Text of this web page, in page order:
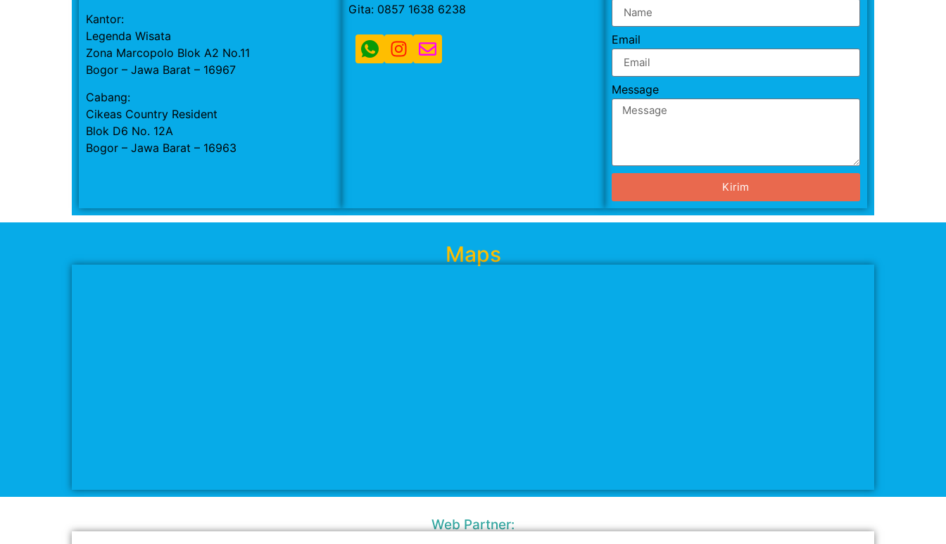
Kantor:
Legenda Wisata
Zona Marcopolo Blok A2 No.11
Bogor – Jawa Barat – 16967
Cabang:
Cikeas Country Resident
Blok D6 No. 12A
Bogor – Jawa Barat – 16963
Gita: 0857 1638 6238
Email
Message
Kirim
Maps
Web Partner: